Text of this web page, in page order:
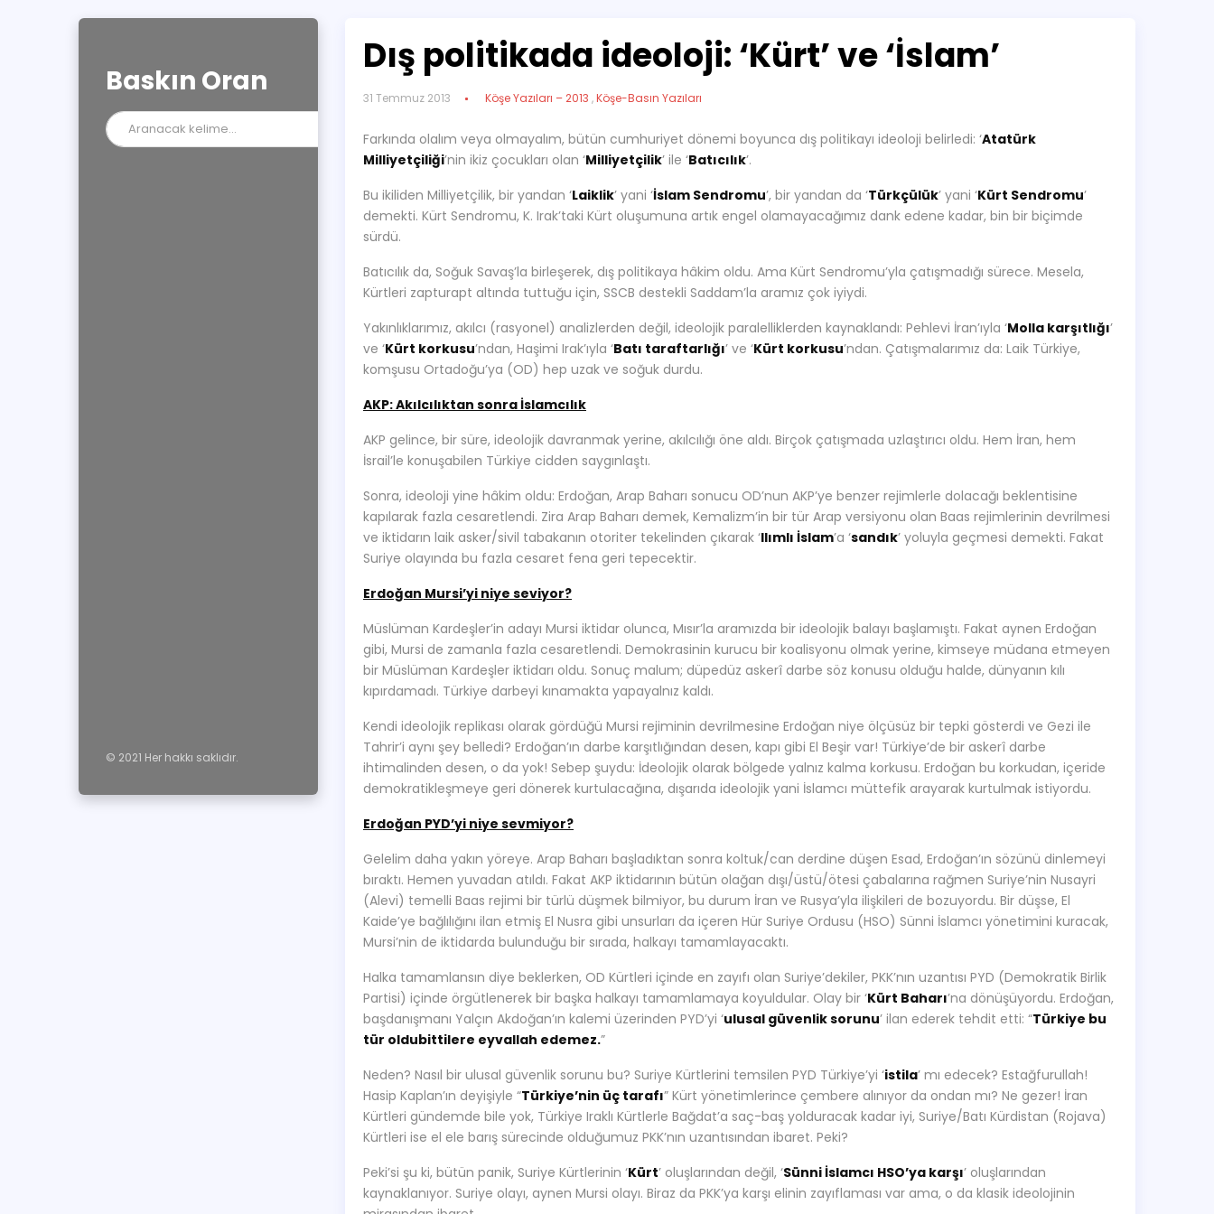
Baskın Oran
© 2021 Her hakkı saklıdır.
Dış politikada ideoloji: ‘Kürt’ ve ‘İslam’
31 Temmuz 2013 Köşe Yazıları – 2013 ,Köşe-Basın Yazıları
Farkında olalım veya olmayalım, bütün cumhuriyet dönemi boyunca dış politikayı ideoloji belirledi: ‘Atatürk
Milliyetçiliği’nin ikiz çocukları olan ‘Milliyetçilik’ ile ‘Batıcılık’.
Bu ikiliden Milliyetçilik, bir yandan ‘Laiklik’ yani ‘İslam Sendromu’, bir yandan da ‘Türkçülük’ yani ‘Kürt Sendromu’
demekti. Kürt Sendromu, K. Irak’taki Kürt oluşumuna artık engel olamayacağımız dank edene kadar, bin bir biçimde
sürdü.
Batıcılık da, Soğuk Savaş’la birleşerek, dış politikaya hâkim oldu. Ama Kürt Sendromu’yla çatışmadığı sürece. Mesela,
Kürtleri zapturapt altında tuttuğu için, SSCB destekli Saddam’la aramız çok iyiydi.
Yakınlıklarımız, akılcı (rasyonel) analizlerden değil, ideolojik paralelliklerden kaynaklandı: Pehlevi İran’ıyla ‘Molla karşıtlığı’
ve ‘Kürt korkusu’ndan, Haşimi Irak’ıyla ‘Batı taraftarlığı’ ve ‘Kürt korkusu’ndan. Çatışmalarımız da: Laik Türkiye,
komşusu Ortadoğu’ya (OD) hep uzak ve soğuk durdu.
AKP: Akılcılıktan sonra İslamcılık
AKP gelince, bir süre, ideolojik davranmak yerine, akılcılığı öne aldı. Birçok çatışmada uzlaştırıcı oldu. Hem İran, hem
İsrail’le konuşabilen Türkiye cidden saygınlaştı.
Sonra, ideoloji yine hâkim oldu: Erdoğan, Arap Baharı sonucu OD’nun AKP’ye benzer rejimlerle dolacağı beklentisine
kapılarak fazla cesaretlendi. Zira Arap Baharı demek, Kemalizm’in bir tür Arap versiyonu olan Baas rejimlerinin devrilmesi
ve iktidarın laik asker/sivil tabakanın otoriter tekelinden çıkarak ‘Ilımlı İslam’a ‘sandık’ yoluyla geçmesi demekti. Fakat
Suriye olayında bu fazla cesaret fena geri tepecektir.
Erdoğan Mursi’yi niye seviyor?
Müslüman Kardeşler’in adayı Mursi iktidar olunca, Mısır’la aramızda bir ideolojik balayı başlamıştı. Fakat aynen Erdoğan
gibi, Mursi de zamanla fazla cesaretlendi. Demokrasinin kurucu bir koalisyonu olmak yerine, kimseye müdana etmeyen
bir Müslüman Kardeşler iktidarı oldu. Sonuç malum; düpedüz askerî darbe söz konusu olduğu halde, dünyanın kılı
kıpırdamadı. Türkiye darbeyi kınamakta yapayalnız kaldı.
Kendi ideolojik replikası olarak gördüğü Mursi rejiminin devrilmesine Erdoğan niye ölçüsüz bir tepki gösterdi ve Gezi ile
Tahrir’i aynı şey belledi? Erdoğan’ın darbe karşıtlığından desen, kapı gibi El Beşir var! Türkiye’de bir askerî darbe
ihtimalinden desen, o da yok! Sebep şuydu: İdeolojik olarak bölgede yalnız kalma korkusu. Erdoğan bu korkudan, içeride
demokratikleşmeye geri dönerek kurtulacağına, dışarıda ideolojik yani İslamcı müttefik arayarak kurtulmak istiyordu.
Erdoğan PYD’yi niye sevmiyor?
Gelelim daha yakın yöreye. Arap Baharı başladıktan sonra koltuk/can derdine düşen Esad, Erdoğan’ın sözünü dinlemeyi
bıraktı. Hemen yuvadan atıldı. Fakat AKP iktidarının bütün olağan dışı/üstü/ötesi çabalarına rağmen Suriye’nin Nusayri
(Alevi) temelli Baas rejimi bir türlü düşmek bilmiyor, bu durum İran ve Rusya’yla ilişkileri de bozuyordu. Bir düşse, El
Kaide’ye bağlılığını ilan etmiş El Nusra gibi unsurları da içeren Hür Suriye Ordusu (HSO) Sünni İslamcı yönetimini kuracak,
Mursi’nin de iktidarda bulunduğu bir sırada, halkayı tamamlayacaktı.
Halka tamamlansın diye beklerken, OD Kürtleri içinde en zayıfı olan Suriye’dekiler, PKK’nın uzantısı PYD (Demokratik Birlik
Partisi) içinde örgütlenerek bir başka halkayı tamamlamaya koyuldular. Olay bir ‘Kürt Baharı’na dönüşüyordu. Erdoğan,
başdanışmanı Yalçın Akdoğan’ın kalemi üzerinden PYD’yi ‘ulusal güvenlik sorunu’ ilan ederek tehdit etti: “Türkiye bu
tür oldubittilere eyvallah edemez.”
Neden? Nasıl bir ulusal güvenlik sorunu bu? Suriye Kürtlerini temsilen PYD Türkiye’yi ‘istila’ mı edecek? Estağfurullah!
Hasip Kaplan’ın deyişiyle “Türkiye’nin üç tarafı” Kürt yönetimlerince çembere alınıyor da ondan mı? Ne gezer! İran
Kürtleri gündemde bile yok, Türkiye Iraklı Kürtlerle Bağdat’a saç-baş yolduracak kadar iyi, Suriye/Batı Kürdistan (Rojava)
Kürtleri ise el ele barış sürecinde olduğumuz PKK’nın uzantısından ibaret. Peki?
Peki’si şu ki, bütün panik, Suriye Kürtlerinin ‘Kürt’ oluşlarından değil, ‘Sünni İslamcı HSO’ya karşı’ oluşlarından
kaynaklanıyor. Suriye olayı, aynen Mursi olayı. Biraz da PKK’ya karşı elinin zayıflaması var ama, o da klasik ideolojinin